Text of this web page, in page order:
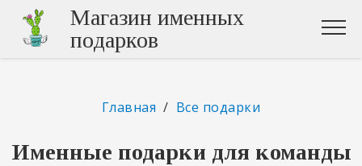
Магазин именных
подарков
Главная / Все подарки
Именные подарки для команды